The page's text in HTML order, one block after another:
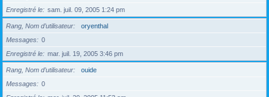
Enregistré le
sam. juil. 09, 2005 1:24 pm
Rang, Nom d’utilisateur
oryenthal
Messages
0
Enregistré le
mar. juil. 19, 2005 3:46 pm
Rang, Nom d’utilisateur
ouide
Messages
0